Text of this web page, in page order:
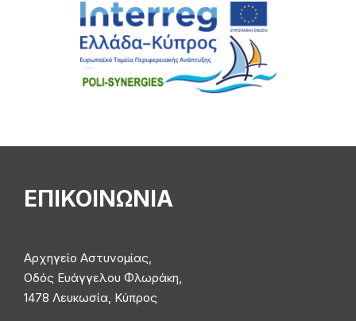
ΕΠΙΚΟΙΝΩΝΙΑ
Αρχηγείο Αστυνομίας,
Οδός Ευάγγελου Φλωράκη,
1478 Λευκωσία, Κύπρος